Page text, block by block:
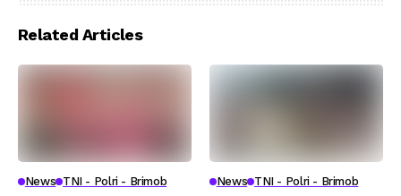
Related Articles
News TNI - Polri - Brimob News TNI - Polri - Brimob